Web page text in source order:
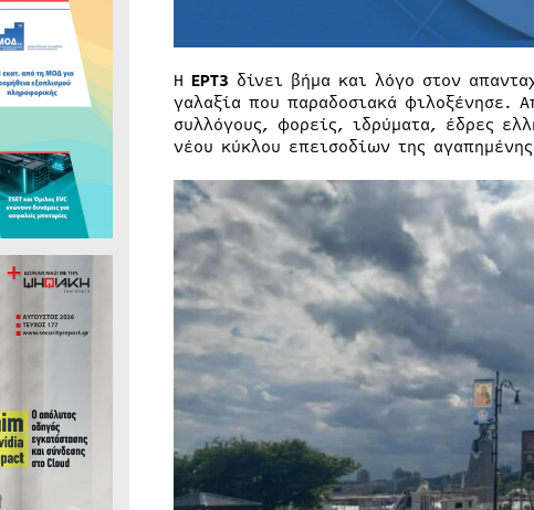
Η ΕΡΤ3 δίνει βήμα και λόγο στον
γαλαξία που παραδοσιακά φιλοξένησε.
συλλόγους, φορείς, ιδρύματα, έδρες
νέου κύκλου επεισοδίων της